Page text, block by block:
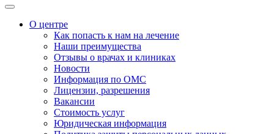
О центре
Как попасть к нам на лечение
Наши преимущества
Отзывы о врачах и клиниках
Новости
Информация по ОМС
Лицензии, разрешения
Вакансии
Стоимость услуг
Юридическая информация